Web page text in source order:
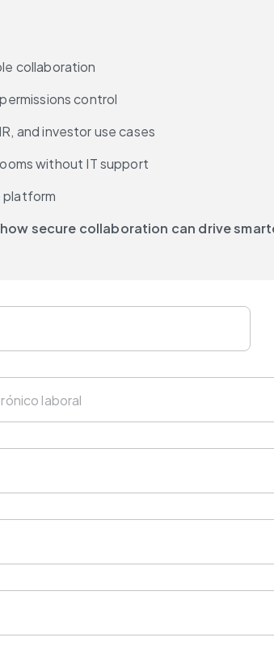
collaboration
control
and investor use cases
without IT support
platform
secure collaboration can drive